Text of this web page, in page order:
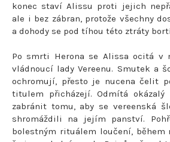
konec staví Alissu proti jejich
ale i bez zábran, protože všechny
a dohody se pod tíhou této ztráty
Po smrti Herona se Alissa ocitá v
vládnoucí lady Vereenu. Smutek a
ochromují, přesto je nucena čelit
titulem přicházejí. Odmítá okázalý
zabránit tomu, aby se vereenská
shromáždili na jejím panství.
bolestným rituálem loučení, během